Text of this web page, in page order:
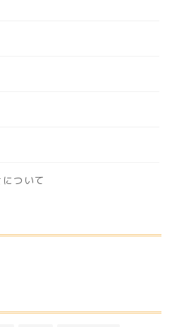
ついて